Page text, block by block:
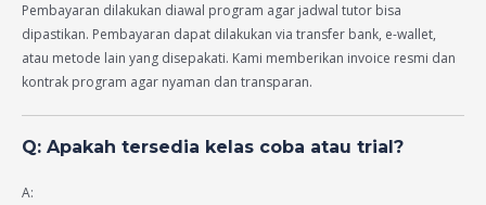
Pembayaran dilakukan diawal program agar jadwal tutor bisa
dipastikan. Pembayaran dapat dilakukan via transfer bank, e-wallet,
atau metode lain yang disepakati. Kami memberikan invoice resmi dan
kontrak program agar nyaman dan transparan.
Q: Apakah tersedia kelas coba atau trial?
A: